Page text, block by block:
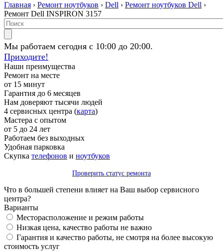
Главная › Ремонт ноутбуков › Dell › Ремонт ноутбуков Dell ›
Ремонт Dell INSPIRON 3157
Мы работаем сегодня с 10:00 до 20:00.
Приходите!
Наши преимущества
Ремонт на месте
от 15 минут
Гарантия до 6 месяцев
Нам доверяют тысячи людей
4 сервисных центра (карта)
Мастера с опытом
от 5 до 24 лет
Работаем без выходных
Удобная парковка
Скупка телефонов и ноутбуков
Проверить статус ремонта
Что в большей степени влияет на Ваш выбор сервисного
центра?
Варианты
Месторасположение и режим работы
Низкая цена, качество работы не важно
Гарантия и качество работы, не смотря на более высокую
стоимость услуг